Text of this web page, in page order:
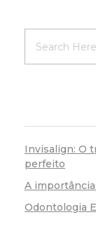
Invisalign: O
perfeito
A
Odontologia